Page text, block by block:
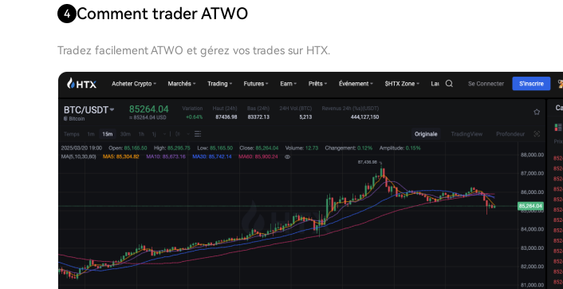
4 Comment trader ATWO
Tradez facilement ATWO et gérez vos trades sur HTX.